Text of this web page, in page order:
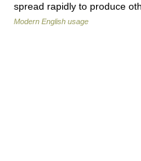
spread rapidly to produce
Modern English usage